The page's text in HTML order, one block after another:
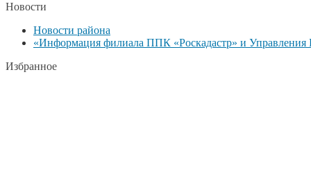
Новости
Новости района
«Информация филиала ППК «Роскадастр» и Управления
Избранное